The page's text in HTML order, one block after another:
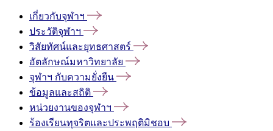
เกี่ยวกับจุฬาฯ
ประวัติจุฬาฯ
วิสัยทัศน์และยุทธศาสตร์
อัตลักษณ์มหาวิทยาลัย
จุฬาฯ กับความยั่งยืน
ข้อมูลและสถิติ
หน่วยงานของจุฬาฯ
ร้องเรียนทุจริตและประพฤติมิชอบ